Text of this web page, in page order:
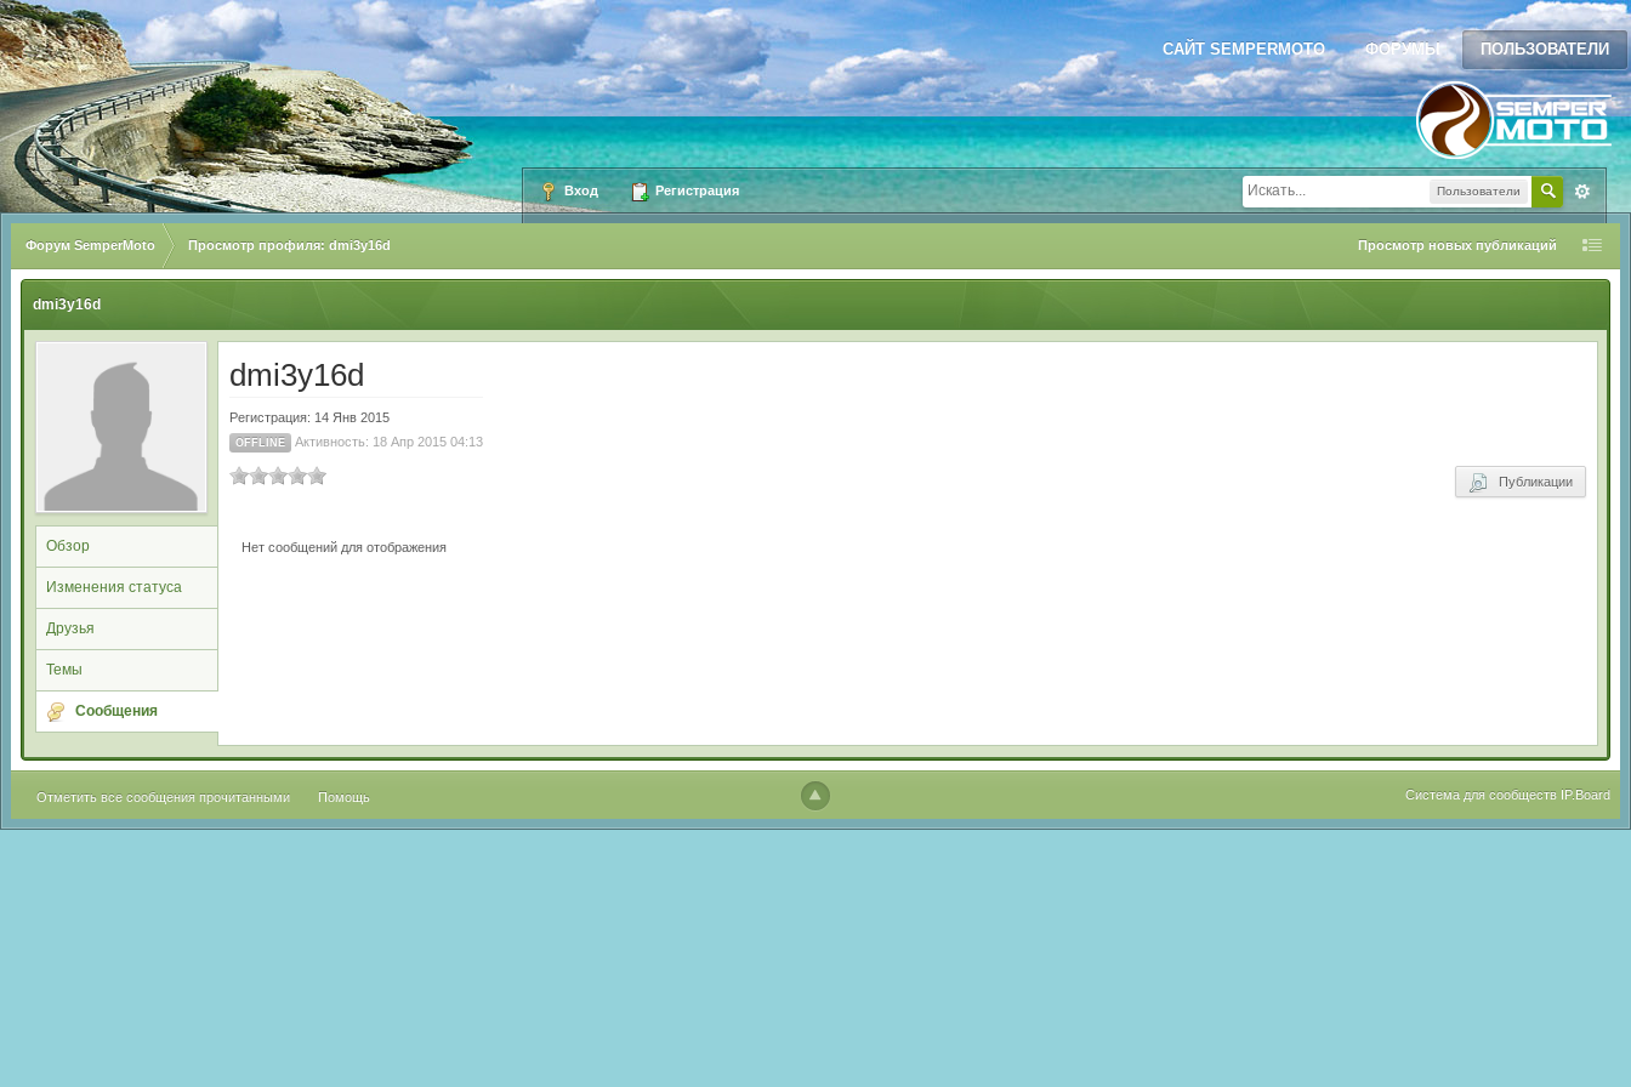
САЙТ SEMPERMOTO ФОРУМЫ ПОЛЬЗОВАТЕЛИ
Пользователи
Вход Регистрация
Форум SemperMoto Просмотр профиля: dmi3y16d Просмотр новых публикаций
dmi3y16d
Обзор
Изменения статуса
Друзья
Темы
Сообщения
dmi3y16d
Регистрация: 14 Янв 2015
OFFLINE Активность: 18 Апр 2015 04:13
Публикации
Нет сообщений для отображения
Отметить все сообщения прочитанными Помощь Система для сообществ IP.Board